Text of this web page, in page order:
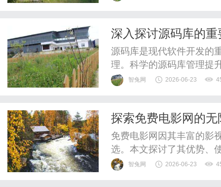
深入探讨源码库的
源码库是现代软件开发的
理。科学的源码库管理提
智兔网 2026-06-23
探索免费电影网的
天地
免费电影网因其丰富的影
选。本文探讨了其优势、
验。智兔网 2026-06-23